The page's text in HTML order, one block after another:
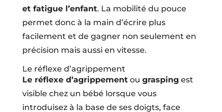
et fatigue l’enfant. La mobilité du pouce
permet donc à la main d’écrire plus
facilement et de gagner non seulement en
précision mais aussi en vitesse.
Le réflexe d’agrippement
Le réflexe d’agrippementou grasping est
visible chez un bébé lorsque vous
introduisez à la base de ses doigts, face